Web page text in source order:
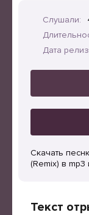
Слушали:
Дата
Скачать
(Remix) в
Текст